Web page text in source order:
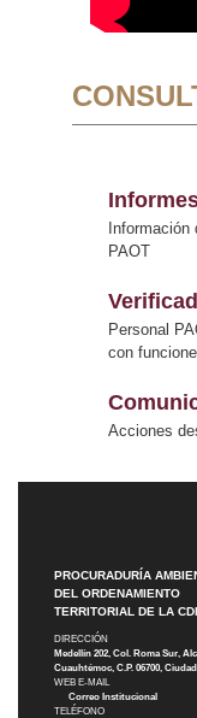
PAOT
Personal
con
Acciones
PROCURADURÍA
DEL ORDENAMIENTO
TERRITORIAL DE LA
DIRECCIÓN
Medellín 202, Col. Roma Sur,
Cuauhtémoc, C.P. 06700,
WEB E-MAIL
Correo Institucional
TELÉFONO